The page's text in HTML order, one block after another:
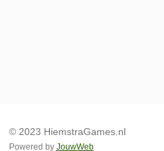
© 2023 HiemstraGames.nl
Powered by JouwWeb